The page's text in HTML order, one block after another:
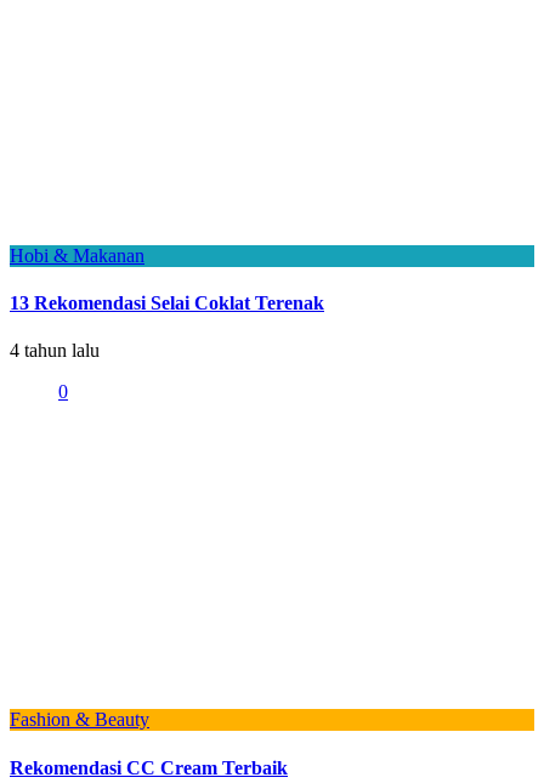
Hobi & Makanan
13 Rekomendasi Selai Coklat Terenak
4 tahun lalu
0
Fashion & Beauty
Rekomendasi CC Cream Terbaik